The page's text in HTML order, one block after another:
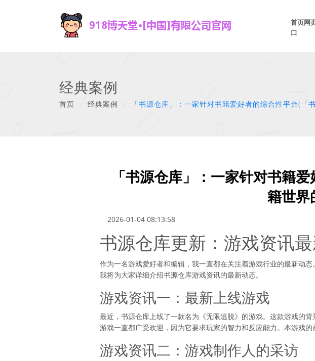
首页网
口
经典案例
首页 经典案例 「书源仓库」：一家针对书籍爱好者的综合性平台(
「书源仓库」：一家针对书籍
籍世界
2026-01-04 08:13:58
书源仓库更新：游戏资讯
作为一名游戏爱好者和编辑，我一直都在关注着游戏行业的最新动
我将为大家详细介绍书源仓库游戏资讯的最新动态。
游戏资讯一：最新上线游戏
最近，书源仓库上线了一款名为《无限逃脱》的游戏。这款游戏的
游戏一直都广受欢迎，因为它要求玩家的智力和反应能力。本游戏
游戏资讯二：游戏制作人的采访